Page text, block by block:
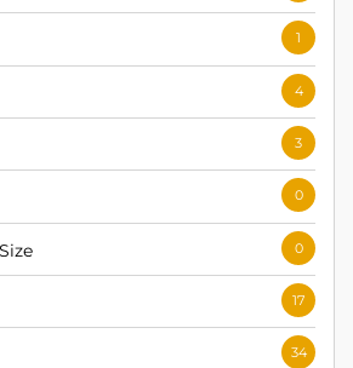
1
4
3
0
0
17
34